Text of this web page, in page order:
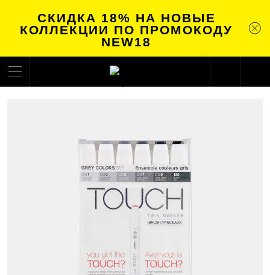
СКИДКА 18% НА НОВЫЕ
КОЛЛЕКЦИИ ПО ПРОМОКОДУ
NEW18